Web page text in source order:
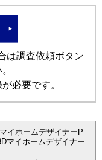
は調査依頼ボタン
必要です。
イホームデザイナーP
マイホームデザイナー